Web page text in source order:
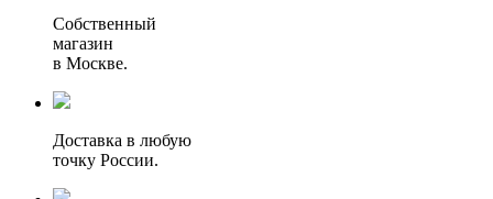
Собственный
магазин
в Москве.
Доставка в любую
точку России.